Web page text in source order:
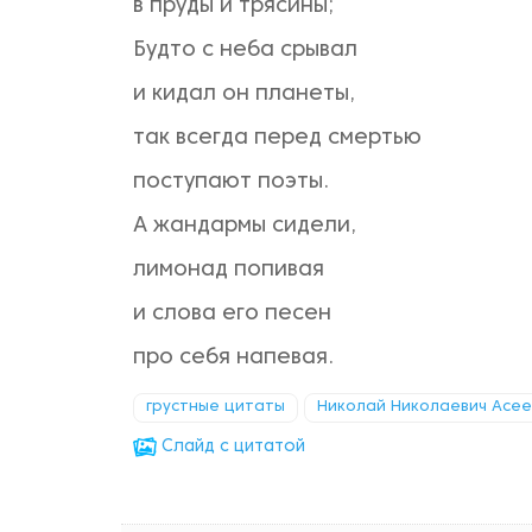
в пруды и трясины;
Будто с неба срывал
и кидал он планеты,
так всегда перед смертью
поступают поэты.
А жандармы сидели,
лимонад попивая
и слова его песен
про себя напевая.
грустные цитаты Николай Николаевич
Cлайд с цитатой